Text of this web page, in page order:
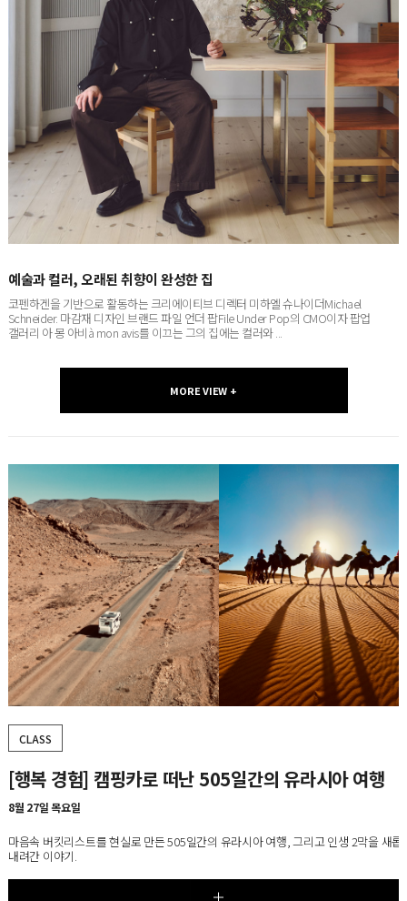
코펜하겐을 기반으로 활동하는 크리에이티브 디렉터 미하엘 슈나이더Michael
Schneider. 마감재 디자인 브랜드 파일 언더 팝File Under Pop의 CMO이자 팝업
갤러리 아 몽 아비à mon avis를 이끄는 그의 집에는 컬러와 ...
CLASS
[5강] 20세기 가구 마스터피스 100, 시즌5
8월 25일~9월 22일, 매주 화요일
과정을 살펴보는 디자인 교양 클래스